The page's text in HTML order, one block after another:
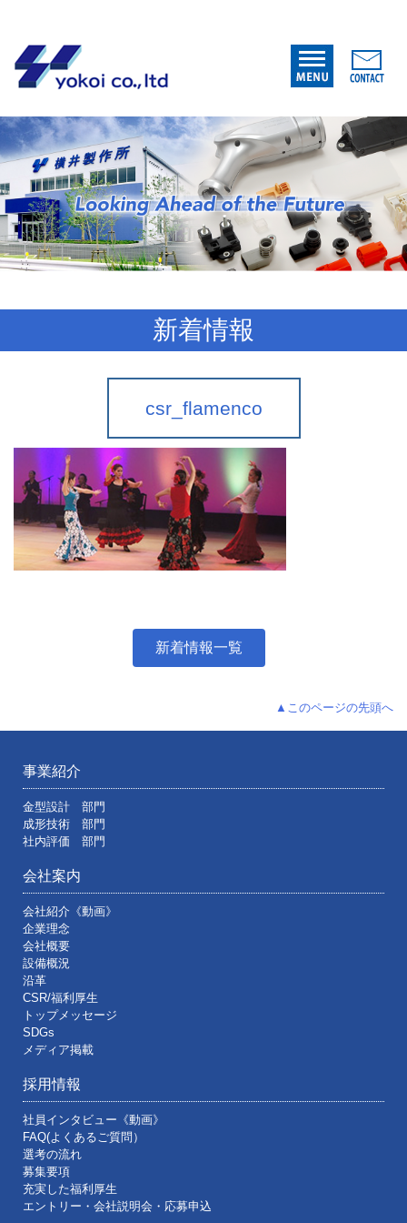
キ
プ
新着情報
csr_flamenco
新着情報一覧
▲このページの先頭へ
事業紹介
金型設計 部門
成形技術 部門
社内評価 部門
会社案内
会社紹介《動画》
企業理念
会社概要
設備概況
沿革
CSR/福利厚生
トップメッセージ
SDGs
メディア掲載
採用情報
社員インタビュー《動画》
FAQ(よくあるご質問）
選考の流れ
募集要項
充実した福利厚生
エントリー・会社説明会・応募申込